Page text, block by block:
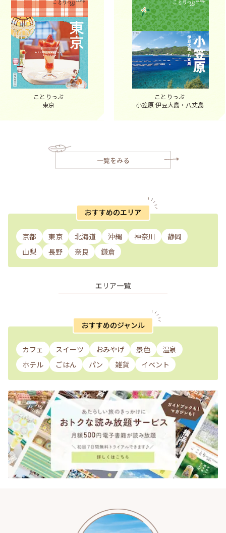
ことりっぷ
東京
ことりっぷ
小笠原 伊豆大島・八丈島
一覧をみる
おすすめのエリア
京都 東京 北海道 沖縄 神奈川
静岡
山梨
長野 奈良 鎌倉
エリア一覧
おすすめのジャンル
カフェ スイーツ おみやげ 景色
温泉
ホテル
ごはん パン 雑貨 イベント